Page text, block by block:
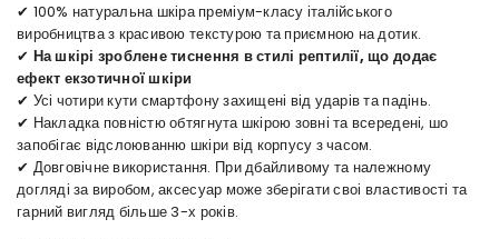
✔ 100% натуральна шкіра преміум-класу італійського
виробництва з красивою текстурою та приємною на дотик.
✔ На шкірі зроблене тиснення в стилі рептилії, що додає
ефект екзотичної шкіри
✔ Усі чотири кути смартфону захищені від ударів та падінь.
✔ Накладка повністю обтягнута шкірою зовні та всередені, шо
запобігає відслоюванню шкіри від корпусу з часом.
✔ Довговічне використання. При дбайливому та належному
догляді за виробом, аксесуар може зберігати своі властивості та
гарний вигляд більше 3-х років.